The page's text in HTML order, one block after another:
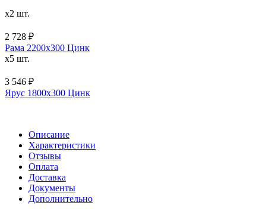
x2 шт.
2 728 ₽
Рама 2200х300 Цинк
x5 шт.
3 546 ₽
Ярус 1800х300 Цинк
Описание
Характеристики
Отзывы
Оплата
Доставка
Документы
Дополнительно